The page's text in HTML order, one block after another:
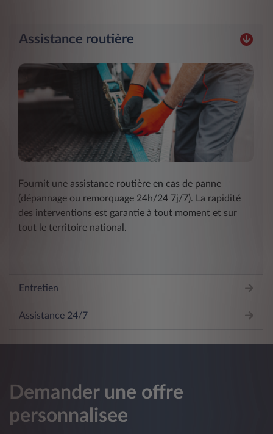
Assistance routière
Fournit une assistance routière en cas de panne
(dépannage ou remorquage 24h/24 7j/7). La rapidité
des interventions est garantie à tout moment et sur
tout le territoire national.
Entretien
Assistance 24/7
Demander une offre
personnalisee